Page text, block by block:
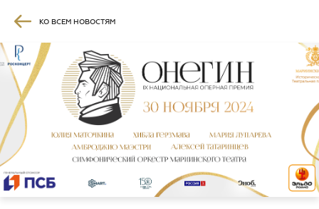
КО ВСЕМ НОВОСТЯМ